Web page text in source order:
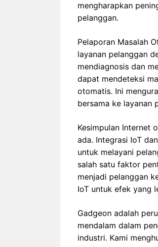
mengharapkan
pelanggan.
Pelaporan Masalah
layanan pelanggan
mendiagnosis dan
dapat mendeteksi
otomatis. Ini
bersama ke layanan
Kesimpulan Internet
ada. Integrasi IoT
untuk melayani
salah satu faktor
menjadi pelanggan
IoT untuk efek yang
Gadgeon adalah
mendalam dalam
industri. Kami